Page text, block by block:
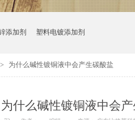
添加剂 塑料电镀添加剂
> 为什么碱性镀铜液中会产生碳酸盐
为什么碱性镀铜液中会